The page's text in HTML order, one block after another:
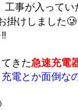
事が入ってい
掛けしました🥲
きた急速充電
充電とか面倒な